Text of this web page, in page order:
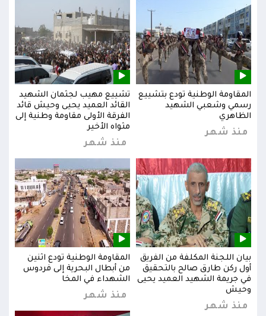
المقاومة الوطنية تودع بتشييع
رسمي وشعبي الشهيد
الظاهري
منذ شهر
تشييع مهيب لجثمان الشهيد
القائد العميد يحيى وحيش قائد
الفرقة الأولى مقاومة وطنية إلى
مثواه الأخير
منذ شهر
بيان اللجنة المكلفة من الفريق
أول ركن طارق صالح بالتحقيق
في جريمة الشهيد العميد يحيى
وحيش
منذ شهر
المقاومة الوطنية تودع اثنين
من أبطال البحرية إلى فردوس
الشهداء في المخا
منذ شهر